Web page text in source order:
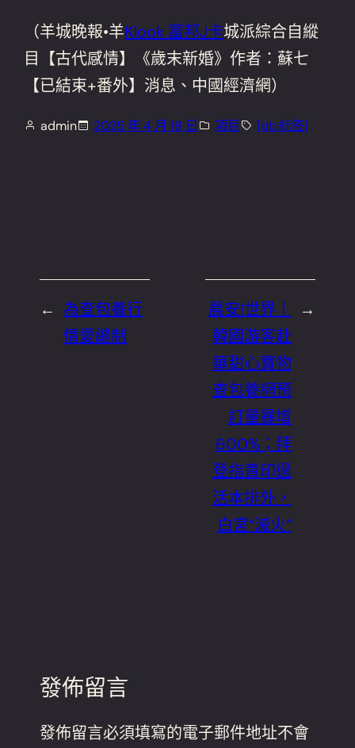
（羊城晚報•羊Klook 富邦J卡城派綜合自縱
目【古代感情】《歲末新婚》作者：蘇七
【已結束+番外】消息、中國經濟網）
admin 2025 年 4 月 18 日 項目 [db:标签]
← 為查包養行
情愛縫制
→
晨安!世界丨
韓國游客赴
華甜心寶物
查包養網預
訂量暴增
600%；拜
登指責印過
活本排外，
白宮“滅火”
發佈留言
發佈留言必須填寫的電子郵件地址不會